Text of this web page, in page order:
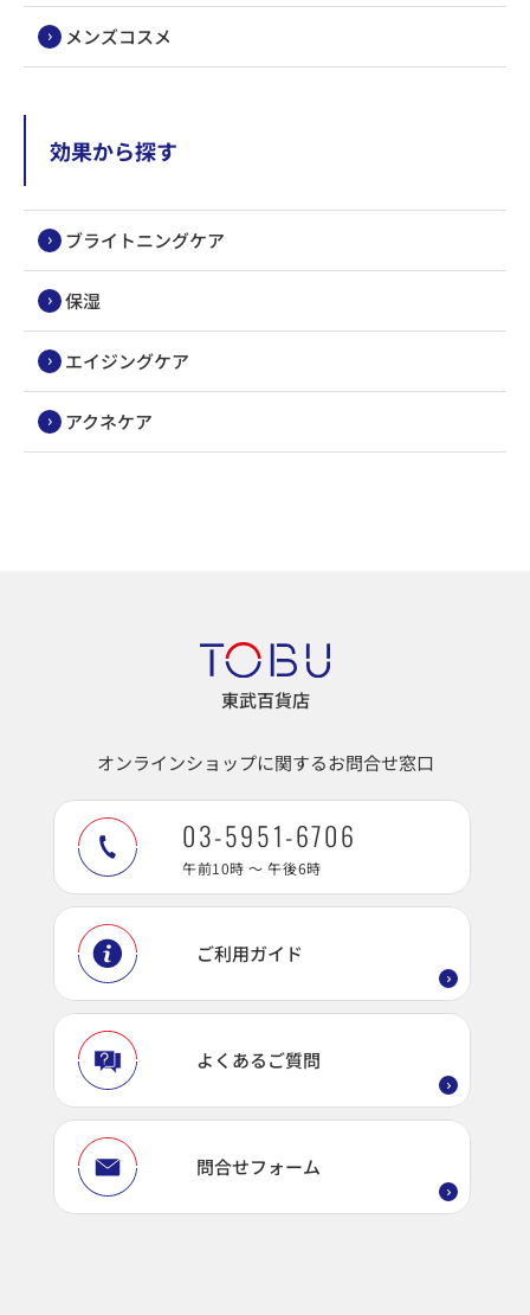
メンズコスメ
効果から探す
ブライトニングケア
保湿
エイジングケア
アクネケア
東武百貨店
オンラインショップに関するお問合せ窓口
03-5951-6706
午前10時 ～ 午後6時
ご利用ガイド
よくあるご質問
問合せフォーム